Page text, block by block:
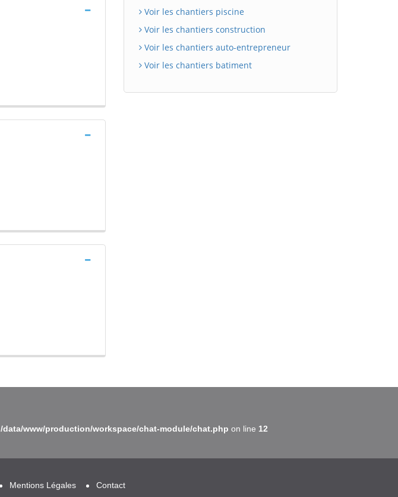
Voir les chantiers piscine
Voir les chantiers construction
Voir les chantiers auto-entrepreneur
Voir les chantiers batiment
/data/www/production/workspace/chat-module/chat.php on line 12
Mentions Légales Contact